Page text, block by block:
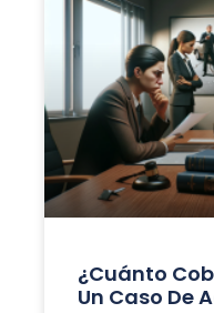
¿Cuánto
Un Caso De